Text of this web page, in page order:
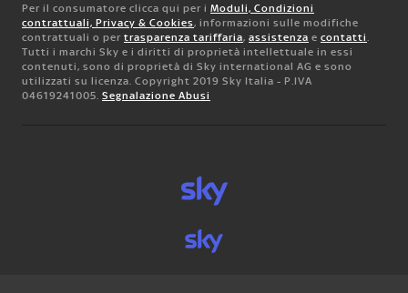
Per il consumatore clicca qui per i Moduli, Condizioni
contrattuali, Privacy & Cookies, informazioni sulle modifiche
contrattuali o per trasparenza tariffaria, assistenza e contatti.
Tutti i marchi Sky e i diritti di proprietà intellettuale in essi
contenuti, sono di proprietà di Sky international AG e sono
utilizzati su licenza. Copyright 2019 Sky Italia - P.IVA
04619241005. Segnalazione Abusi